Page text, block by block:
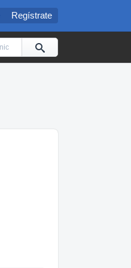
Regístrate